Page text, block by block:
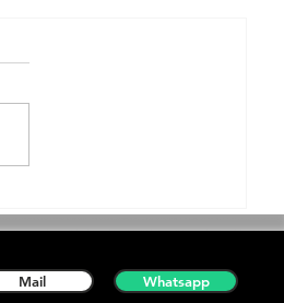
de Montbui
Mail Whatsapp